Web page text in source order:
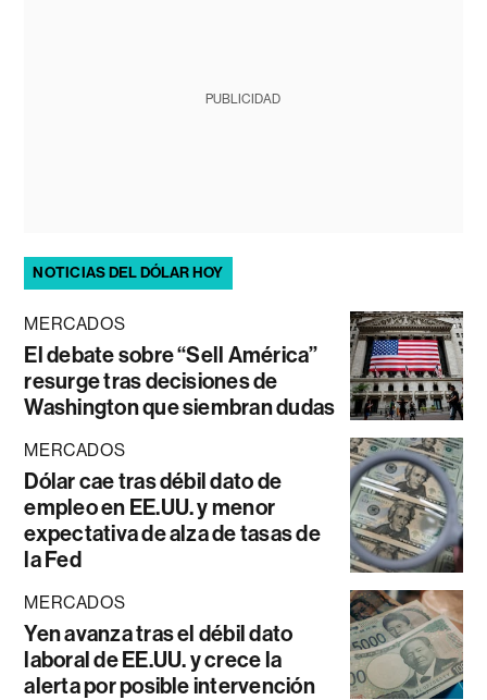
PUBLICIDAD
NOTICIAS DEL DÓLAR HOY
MERCADOS
El debate sobre “Sell América”
resurge tras decisiones de
Washington que siembran dudas
MERCADOS
Dólar cae tras débil dato de
empleo en EE.UU. y menor
expectativa de alza de tasas de
la Fed
MERCADOS
Yen avanza tras el débil dato
laboral de EE.UU. y crece la
alerta por posible intervención